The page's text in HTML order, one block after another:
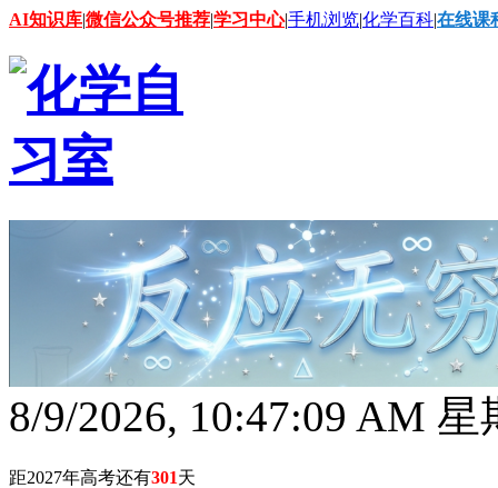
AI知识库|微信公众号推荐|学习中心|手机浏览|化学百科|在线课
8/9/2026, 10:47:10 AM 星
距2027年高考还有301天